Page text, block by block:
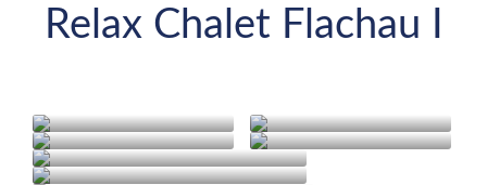
Relax Chalet Flachau I